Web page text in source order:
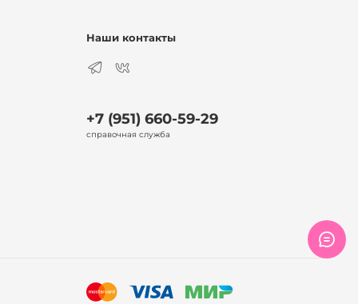
Наши контакты
+7 (951) 660-59-29
справочная служба